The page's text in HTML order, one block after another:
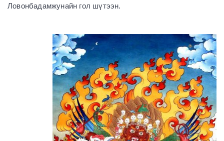
Ловонбадамжунайн гол шүтээн.